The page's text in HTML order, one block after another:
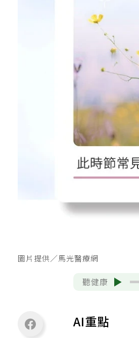
圖片提供／馬光醫療網
聽健康
AI重點